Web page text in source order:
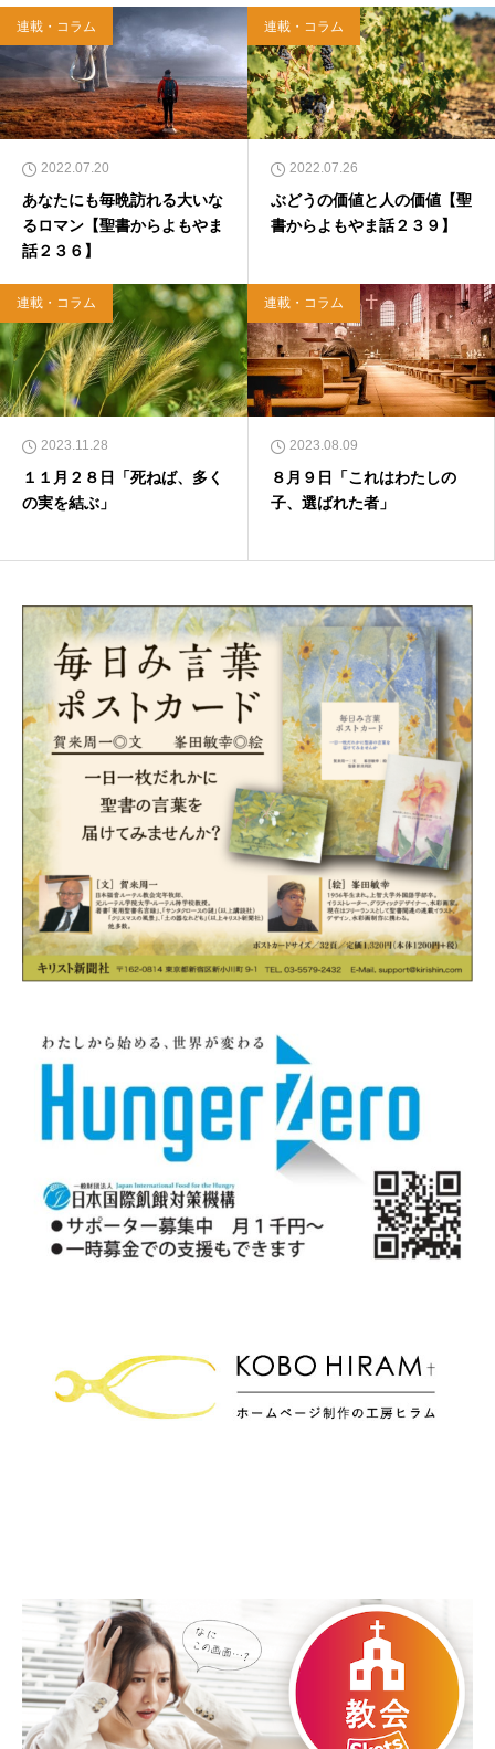
イヤモンド社）、『世界一ゆるい聖書入門』、
『世界一ゆるい聖書教室』（「ふざけ担当」LE
ONとの共著、講談社）などがある。新著<a hr
ef="https://amzn.to/376F9aC">『ふっと心がラ
クになる 眠れぬ夜の聖書のことば』（大和書
房）</a>２０２２年３月１５日発売。
連載・コラム
2022.07.20
あなたにも毎晩訪れる大いな
るロマン【聖書からよもやま
話２３６】
連載・コラム
2022.07.26
ぶどうの価値と人の価値【聖
書からよもやま話２３９】
連載・コラム
2023.11.28
１１月２８日「死ねば、多く
の実を結ぶ」
連載・コラム
2023.08.09
８月９日「これはわたしの
子、選ばれた者」